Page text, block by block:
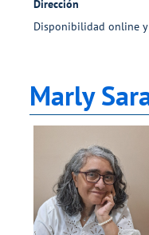
Dirección
Disponibilidad online y
Marly